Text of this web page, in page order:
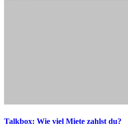
Talkbox: Wie viel Miete zahlst du?